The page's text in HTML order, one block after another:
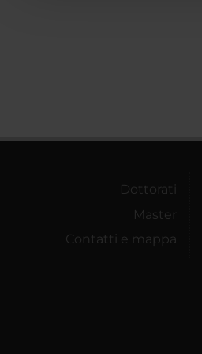
Dottorati
Master
Contatti e mappa